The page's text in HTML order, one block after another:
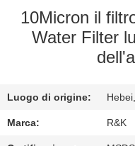
FABBRICA
CONTROLLO
QUALITÀ
10Micron il
Water Filter
Luogo di origine:
Marca: R&K